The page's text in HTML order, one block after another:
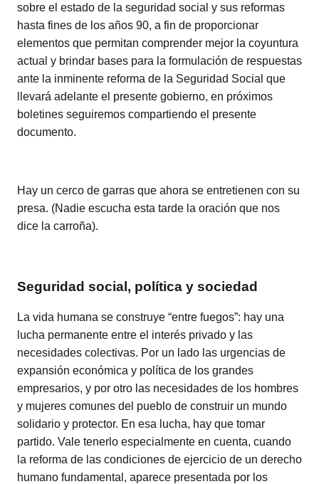
sobre el estado de la seguridad social y sus reformas
hasta fines de los años 90, a fin de proporcionar
elementos que permitan comprender mejor la coyuntura
actual y brindar bases para la formulación de respuestas
ante la inminente reforma de la Seguridad Social que
llevará adelante el presente gobierno, en próximos
boletines seguiremos compartiendo el presente
documento.
Hay un cerco de garras que ahora se entretienen con su
presa. (Nadie escucha esta tarde la oración que nos
dice la carroña).
Seguridad social, política y sociedad
La vida humana se construye “entre fuegos”: hay una
lucha permanente entre el interés privado y las
necesidades colectivas. Por un lado las urgencias de
expansión económica y política de los grandes
empresarios, y por otro las necesidades de los hombres
y mujeres comunes del pueblo de construir un mundo
solidario y protector. En esa lucha, hay que tomar
partido. Vale tenerlo especialmente en cuenta, cuando
la reforma de las condiciones de ejercicio de un derecho
humano fundamental, aparece presentada por los